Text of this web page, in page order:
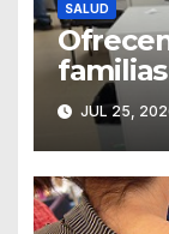
SALUD
JUL 25,